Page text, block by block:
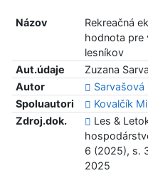
Názov
Rekreačná
hodnota pre
lesníkov
Aut.údaje
Zuzana
Autor
Sarvašová
Spoluautori
Kovalčík
Zdroj.dok.
Les &
6 (2025), s.
2025